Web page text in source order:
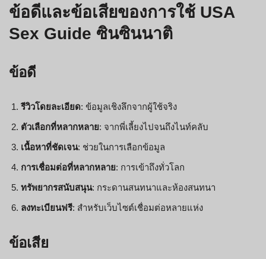
ข้อดีและข้อเสียของการใช้ USA
Sex Guide ซินซินนาติ
ข้อดี
รีวิวโดยละเอียด: ข้อมูลเชิงลึกจากผู้ใช้จริง
ตัวเลือกที่หลากหลาย: จากพี่เลี้ยงไปจนถึงไนท์คลับ
เนื้อหาที่ชัดเจน: ช่วยในการเลือกข้อมูล
การเชื่อมต่อที่หลากหลาย: การเข้าถึงทั่วโลก
ทรัพยากรสนับสนุน: กระดานสนทนาและห้องสนทนา
ลงทะเบียนฟรี: สำหรับเว็บไซต์เชื่อมต่อหลายแห่ง
ข้อเสีย